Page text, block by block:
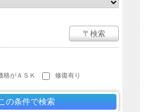
〒検索
格がＡＳＫ 修復有り
の条件で検索